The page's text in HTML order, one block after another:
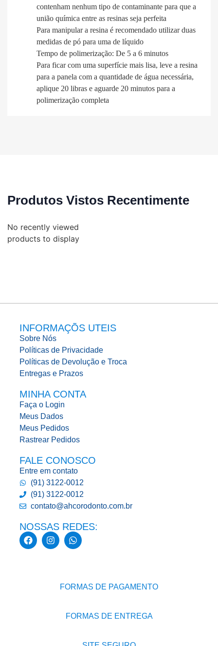
contenham nenhum tipo de contaminante para que a
união química entre as resinas seja perfeita
Para manipular a resina é recomendado utilizar duas
medidas de pó para uma de líquido
Tempo de polimerização: De 5 a 6 minutos
Para ficar com uma superfície mais lisa, leve a resina
para a panela com a quantidade de água necessária,
aplique 20 libras e aguarde 20 minutos para a
polimerização completa
Produtos Vistos Recentimente
No recently viewed
products to display
INFORMAÇÕS UTEIS
Sobre Nós
Políticas de Privacidade
Políticas de Devolução e Troca
Entregas e Prazos
MINHA CONTA
Faça o Login
Meus Dados
Meus Pedidos
Rastrear Pedidos
FALE CONOSCO
Entre em contato
(91) 3122-0012
(91) 3122-0012
contato@ahcorodonto.com.br
NOSSAS REDES:
FORMAS DE PAGAMENTO
FORMAS DE ENTREGA